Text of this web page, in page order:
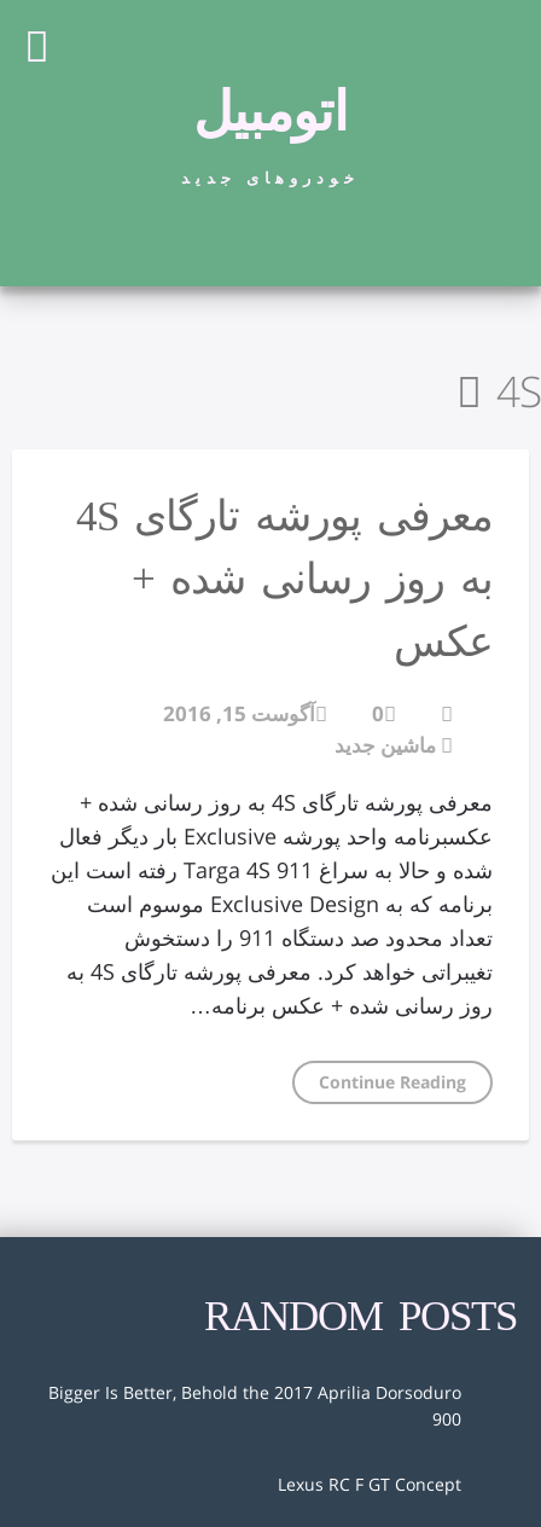
اتومبیل
خودروهای جدید
4S
معرفی پورشه تارگای 4S
به روز رسانی شده +
عکس
0
آگوست 15, 2016
ماشین جدید
معرفی پورشه تارگای 4S به روز رسانی شده +
عکسبرنامه واحد پورشه Exclusive بار دیگر فعال
شده و حالا به سراغ 911 Targa 4S رفته است این
برنامه که به Exclusive Design موسوم است
تعداد محدود صد دستگاه 911 را دستخوش
تغیبراتی خواهد کرد. معرفی پورشه تارگای 4S به
روز رسانی شده + عکس برنامه…
Continue Reading
RANDOM POSTS
Bigger Is Better, Behold the 2017 Aprilia Dorsoduro
900
Lexus RC F GT Concept